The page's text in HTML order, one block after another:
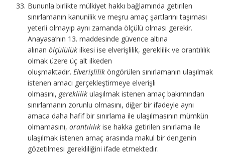
Bununla birlikte mülkiyet hakkı bağlamında getirilen
sınırlamanın kanunilik ve meşru amaç şartlarını taşıması
yeterli olmayıp aynı zamanda ölçülü olması gerekir.
Anayasa’nın 13. maddesinde güvence altına
alınan ölçülülük ilkesi ise elverişlilik, gereklilik ve orantılılık
olmak üzere üç alt ilkeden
oluşmaktadır. Elverişlilik öngörülen sınırlamanın ulaşılmak
istenen amacı gerçekleştirmeye elverişli
olmasını, gereklilik ulaşılmak istenen amaç bakımından
sınırlamanın zorunlu olmasını, diğer bir ifadeyle aynı
amaca daha hafif bir sınırlama ile ulaşılmasının mümkün
olmamasını, orantılılık ise hakka getirilen sınırlama ile
ulaşılmak istenen amaç arasında makul bir dengenin
gözetilmesi gerekliliğini ifade etmektedir.